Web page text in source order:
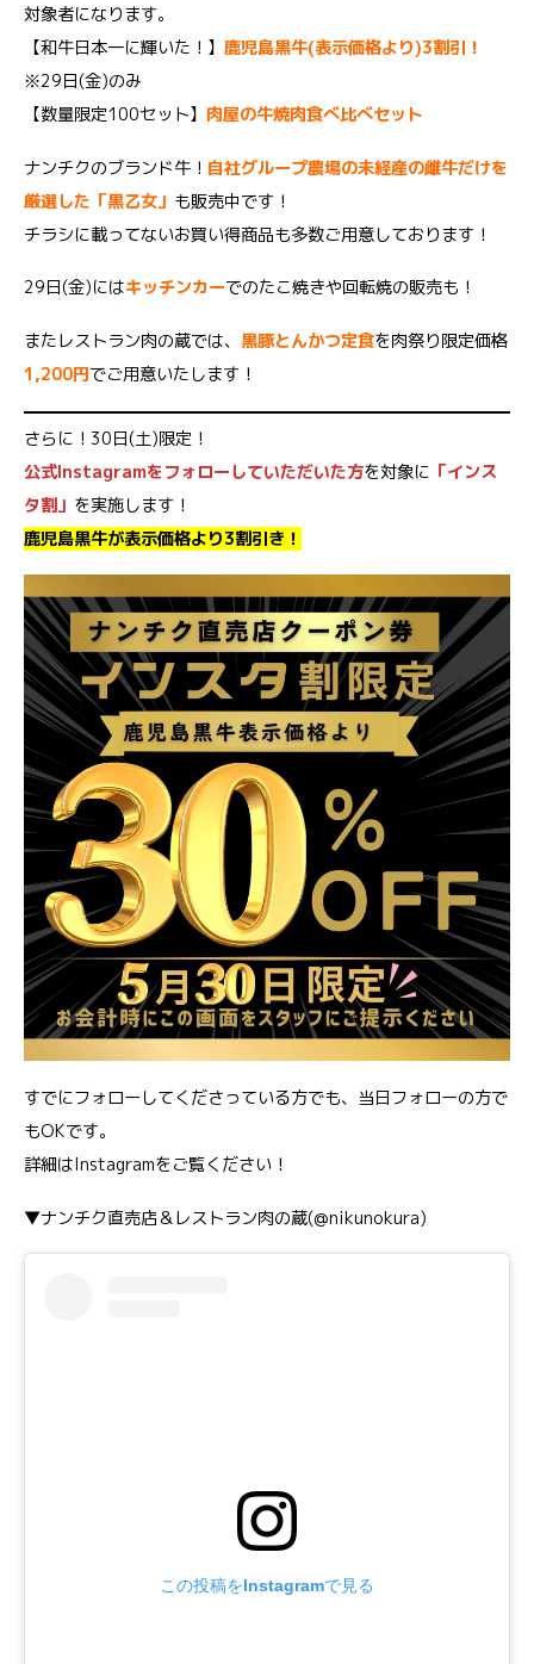
対象者になります。
【和牛日本一に輝いた！】 鹿児島黒牛(表示価格より)3割引！
※29日(金)のみ
【数量限定100セット】 肉屋の牛焼肉食べ比べセット
ナンチクのブランド牛！ 自社グループ農場の未経産の雌牛だけを
厳選した「黒乙女」 も販売中です！
チラシに載ってないお買い得商品も多数ご用意しております！
29日(金)にはキッチンカーでのたこ焼きや回転焼の販売も！
またレストラン肉の蔵では、 黒豚とんかつ定食を肉祭り限定価格
1,200円でご用意いたします！
さらに！30日(土)限定！
公式Instagramをフォローしていただいた方を対象に 「インス
タ割」 を実施します！
鹿児島黒牛が表示価格より3割引き！
すでにフォローしてくださっている方でも、当日フォローの方で
もOKです。
詳細はInstagramをご覧ください！
▼ナンチク直売店＆レストラン肉の蔵(@nikunokura)
この投稿をInstagramで見る